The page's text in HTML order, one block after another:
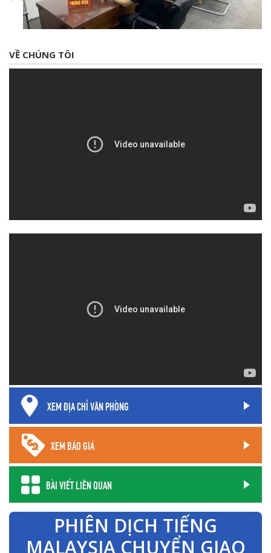
VỀ CHÚNG TÔI
XEM ĐỊA CHỈ VĂN PHÒNG
XEM BÁO GIÁ
BÀI VIẾT LIÊN QUAN
PHIÊN DỊCH TIẾNG
MALAYSIA CHUYỂN GIAO